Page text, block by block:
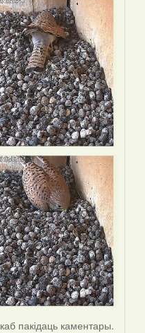
каб пакідаць каментары.